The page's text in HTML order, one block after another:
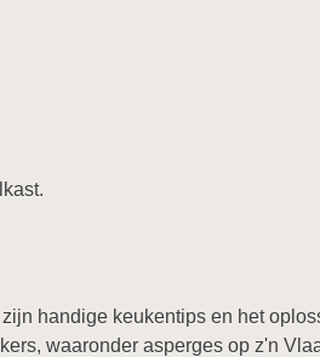
handige keukentips en het
waaronder asperges op z'n